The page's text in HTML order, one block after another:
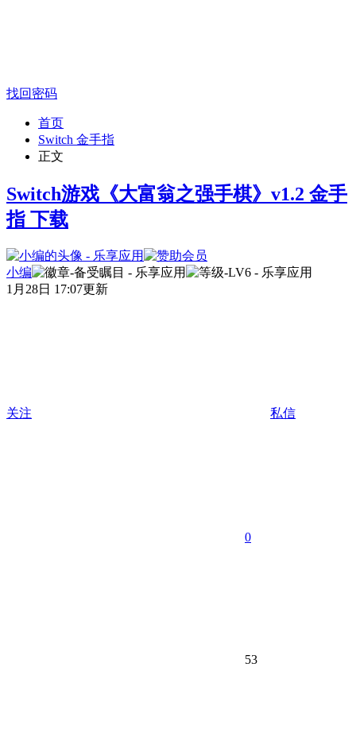
找回密码
首页
Switch 金手指
正文
Switch游戏《大富翁之强手棋》v1.2 金手
指 下载
小编
1月28日 17:07更新
关注 私信
0
53